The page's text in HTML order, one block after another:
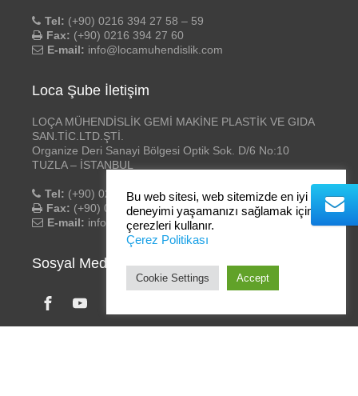
Tel: (+90) 0216 394 27 58 – 59
Fax: (+90) 0216 394 27 60
E-mail: info@locamuhendislik.com
Loca Şube İletişim
LOÇA MÜHENDİSLİK GEMİ MAKİNE PLASTİK VE GIDA
SAN.TİC.LTD.ŞTİ.
Organize Deri Sanayi Bölgesi Optik Sok. D/6 No:10
TUZLA – İSTANBUL
Tel: (+90) 0216 394 27 58 – 59
Fax: (+90) 0216 394 27 60
E-mail: info@locamuhendislik.com
Sosyal Medya
Bu web sitesi, web sitemizde en iyi
deneyimi yaşamanızı sağlamak için
çerezleri kullanır.
Çerez Politikası
Cookie Settings Accept